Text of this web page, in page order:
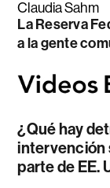
Claudia Sahm
La Reserva
a la gente
¿Qué hay
intervención
parte de EE.